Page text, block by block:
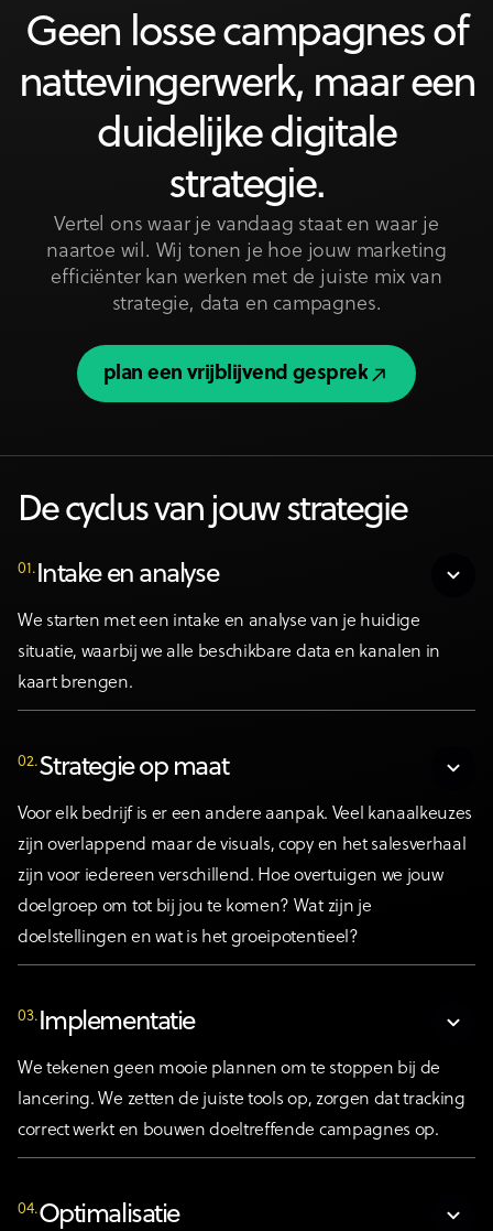
Geen losse campagnes of
nattevingerwerk, maar een
duidelijke digitale
strategie.
Vertel ons waar je vandaag staat en waar je
naartoe wil. Wij tonen je hoe jouw marketing
efficiënter kan werken met de juiste mix van
strategie, data en campagnes.
plan een vrijblijvend gesprek
plan een vrijblijvend gesprek
De cyclus van jouw strategie
01. Intake en analyse
We starten met een intake en analyse van je huidige
situatie, waarbij we alle beschikbare data en kanalen in
kaart brengen.
02.Strategie op maat
Voor elk bedrijf is er een andere aanpak. Veel kanaalkeuzes
zijn overlappend maar de visuals, copy en het salesverhaal
zijn voor iedereen verschillend. Hoe overtuigen we jouw
doelgroep om tot bij jou te komen? Wat zijn je
doelstellingen en wat is het groeipotentieel?
03. Implementatie
We tekenen geen mooie plannen om te stoppen bij de
lancering. We zetten de juiste tools op, zorgen dat tracking
correct werkt en bouwen doeltreffende campagnes op.
04.Optimalisatie